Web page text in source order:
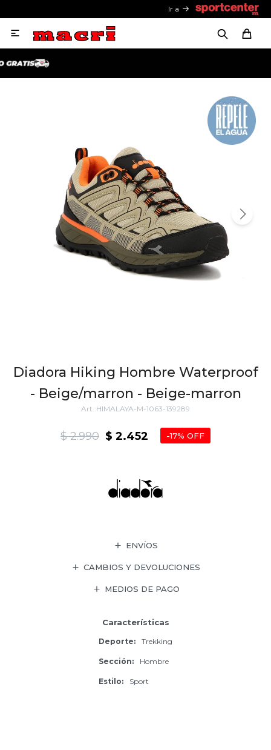
Ir a

Diadora Hiking Hombre Waterproof
- Beige/marron - Beige-marron
HIMALAYA-M-1063-139289
$ 2.452
$ 2.990 17
ENVÍOS
CAMBIOS Y DEVOLUCIONES
MEDIOS DE PAGO
Características
Deporte Trekking
Sección Hombre
Estilo Sport